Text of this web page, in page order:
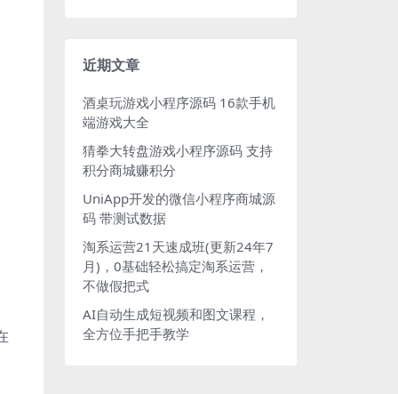
近期文章
酒桌玩游戏小程序源码 16款手机
端游戏大全
猜拳大转盘游戏小程序源码 支持
积分商城赚积分
UniApp开发的微信小程序商城源
码 带测试数据
淘系运营21天速成班(更新24年7
月)，0基础轻松搞定淘系运营，
不做假把式
AI自动生成短视频和图文课程，
全方位手把手教学